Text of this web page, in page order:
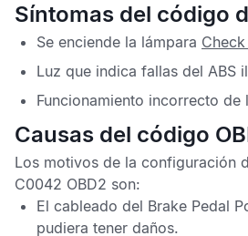
Síntomas del código
Se enciende la lámpara
Luz que indica fallas del ABS
Funcionamiento incorrecto de
Causas del código
Los motivos de la configuración
C0042 OBD2 son:
El cableado del Brake Pedal
pudiera tener daños.